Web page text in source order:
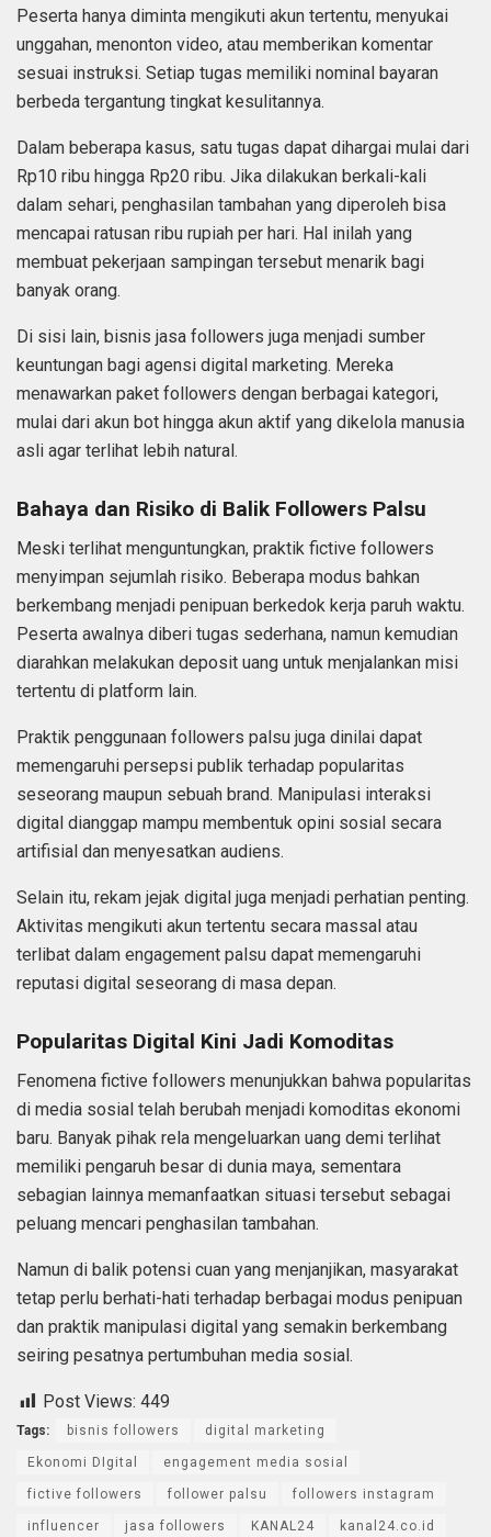
Peserta hanya diminta mengikuti akun tertentu, menyukai
unggahan, menonton video, atau memberikan komentar
sesuai instruksi. Setiap tugas memiliki nominal bayaran
berbeda tergantung tingkat kesulitannya.
Dalam beberapa kasus, satu tugas dapat dihargai mulai dari
Rp10 ribu hingga Rp20 ribu. Jika dilakukan berkali-kali
dalam sehari, penghasilan tambahan yang diperoleh bisa
mencapai ratusan ribu rupiah per hari. Hal inilah yang
membuat pekerjaan sampingan tersebut menarik bagi
banyak orang.
Di sisi lain, bisnis jasa followers juga menjadi sumber
keuntungan bagi agensi digital marketing. Mereka
menawarkan paket followers dengan berbagai kategori,
mulai dari akun bot hingga akun aktif yang dikelola manusia
asli agar terlihat lebih natural.
Bahaya dan Risiko di Balik Followers Palsu
Meski terlihat menguntungkan, praktik fictive followers
menyimpan sejumlah risiko. Beberapa modus bahkan
berkembang menjadi penipuan berkedok kerja paruh waktu.
Peserta awalnya diberi tugas sederhana, namun kemudian
diarahkan melakukan deposit uang untuk menjalankan misi
tertentu di platform lain.
Praktik penggunaan followers palsu juga dinilai dapat
memengaruhi persepsi publik terhadap popularitas
seseorang maupun sebuah brand. Manipulasi interaksi
digital dianggap mampu membentuk opini sosial secara
artifisial dan menyesatkan audiens.
Selain itu, rekam jejak digital juga menjadi perhatian penting.
Aktivitas mengikuti akun tertentu secara massal atau
terlibat dalam engagement palsu dapat memengaruhi
reputasi digital seseorang di masa depan.
Popularitas Digital Kini Jadi Komoditas
Fenomena fictive followers menunjukkan bahwa popularitas
di media sosial telah berubah menjadi komoditas ekonomi
baru. Banyak pihak rela mengeluarkan uang demi terlihat
memiliki pengaruh besar di dunia maya, sementara
sebagian lainnya memanfaatkan situasi tersebut sebagai
peluang mencari penghasilan tambahan.
Namun di balik potensi cuan yang menjanjikan, masyarakat
tetap perlu berhati-hati terhadap berbagai modus penipuan
dan praktik manipulasi digital yang semakin berkembang
seiring pesatnya pertumbuhan media sosial.
Post Views: 449
Tags: bisnis followers digital marketing
Ekonomi DIgital engagement media sosial
fictive followers follower palsu followers instagram
influencer jasa followers KANAL24 kanal24.co.id